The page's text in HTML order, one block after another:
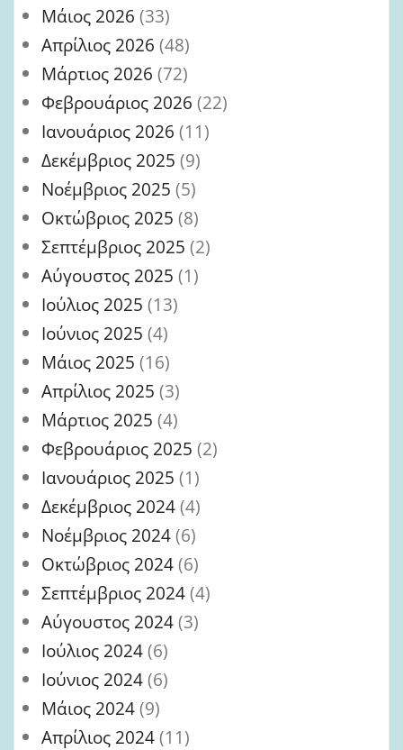
Μάιος 2026 (33)
Απρίλιος 2026 (48)
Μάρτιος 2026 (72)
Φεβρουάριος 2026 (22)
Ιανουάριος 2026 (11)
Δεκέμβριος 2025 (9)
Νοέμβριος 2025 (5)
Οκτώβριος 2025 (8)
Σεπτέμβριος 2025 (2)
Αύγουστος 2025 (1)
Ιούλιος 2025 (13)
Ιούνιος 2025 (4)
Μάιος 2025 (16)
Απρίλιος 2025 (3)
Μάρτιος 2025 (4)
Φεβρουάριος 2025 (2)
Ιανουάριος 2025 (1)
Δεκέμβριος 2024(4)
Νοέμβριος 2024(6)
Οκτώβριος 2024(6)
Σεπτέμβριος 2024(4)
Αύγουστος 2024(3)
Ιούλιος 2024(6)
Ιούνιος 2024(6)
Μάιος 2024(9)
Απρίλιος 2024(11)